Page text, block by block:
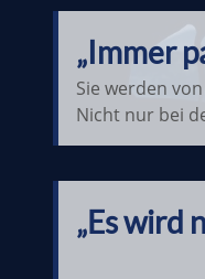
„Immer
Sie werden
Nicht nur bei
„Es wird